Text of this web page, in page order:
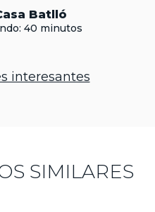
Batlló
40 minutos
interesantes
SIMILARES